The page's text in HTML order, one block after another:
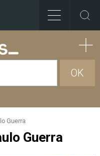
OK
Guerra
Guerra